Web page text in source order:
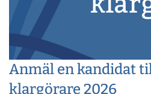
Anmäl en kandidat
klargörare 2026